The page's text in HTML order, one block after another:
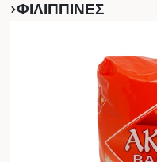
ΦΙΛΙΠΠΙΝΕΣ